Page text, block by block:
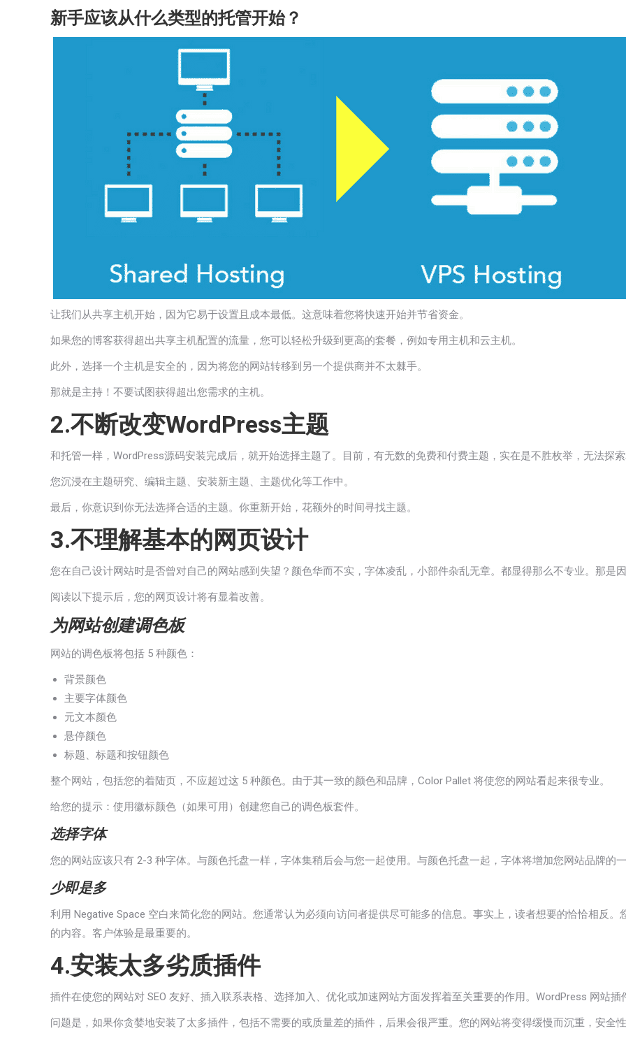
新手应该从什么类型的托管开始？
让我们从共享主机开始，因为它易于设置且成本最低。这意味着您将快速开始并节省资金。
如果您的博客获得超出共享主机配置的流量，您可以轻松升级到更高的套餐，例如专用主机和云主机。
此外，选择一个主机是安全的，因为将您的网站转移到另一个提供商并不太棘手。
那就是主持！不要试图获得超出您需求的主机。
2.不断改变WordPress主题
和托管一样，WordPress源码安装完成后，就开始选择主题了。目前，有无数的免费和付费主题，实在是不胜枚举，无法探索
您沉浸在主题研究、编辑主题、安装新主题、主题优化等工作中。
最后，你意识到你无法选择合适的主题。你重新开始，花额外的时间寻找主题。
3.不理解基本的网页设计
您在自己设计网站时是否曾对自己的网站感到失望？颜色华而不实，字体凌乱，小部件杂乱无章。都显得那么不专业。那是
阅读以下提示后，您的网页设计将有显着改善。
为网站创建调色板
网站的调色板将包括 5 种颜色：
背景颜色
主要字体颜色
元文本颜色
悬停颜色
标题、标题和按钮颜色
整个网站，包括您的着陆页，不应超过这 5 种颜色。由于其一致的颜色和品牌，Color Pallet 将使您的网站看起来很专业。
给您的提示：使用徽标颜色（如果可用）创建您自己的调色板套件。
选择字体
您的网站应该只有 2-3 种字体。与颜色托盘一样，字体集稍后会与您一起使用。与颜色托盘一起，字体将增加您网站品牌的一
少即是多
利用 Negative Space 空白来简化您的网站。您通常认为必须向访问者提供尽可能多的信息。事实上，读者想要的恰恰相反
的内容。客户体验是最重要的。
4.安装太多劣质插件
插件在使您的网站对 SEO 友好、插入联系表格、选择加入、优化或加速网站方面发挥着至关重要的作用。WordPress 网站插
问题是，如果你贪婪地安装了太多插件，包括不需要的或质量差的插件，后果会很严重。您的网站将变得缓慢而沉重，安全性